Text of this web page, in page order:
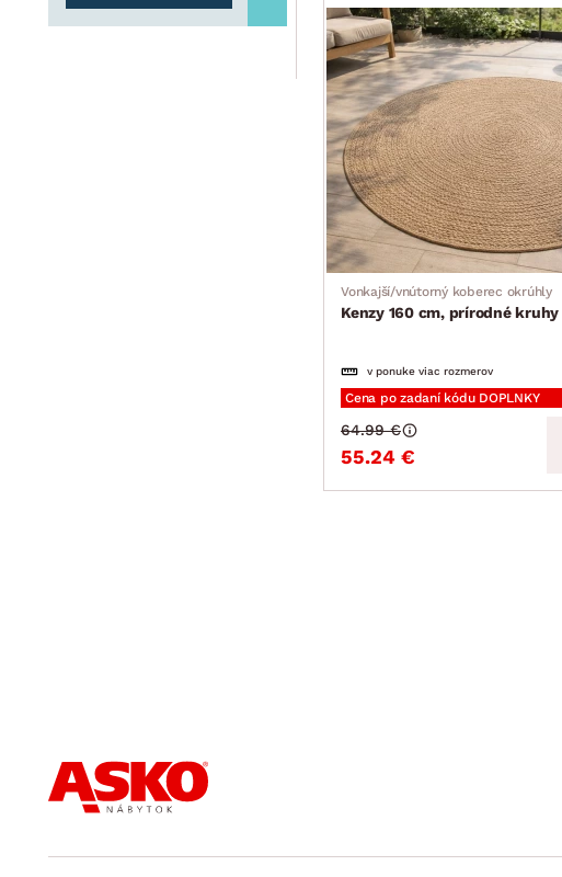
Vonkajší/vnútorný koberec okrúhly
Kenzy 160 cm, prírodné kruhy
v ponuke viac rozmerov
Cena po zadaní kódu DOPLNKY
55.24 €
64.99 €